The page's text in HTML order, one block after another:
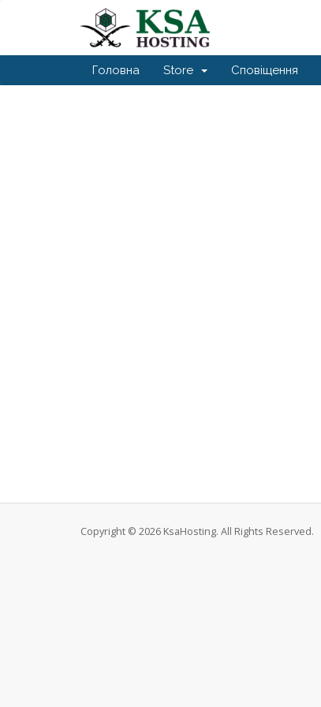
Головна Store Сповіщення
Copyright © 2026 KsaHosting. All Rights Reserved.